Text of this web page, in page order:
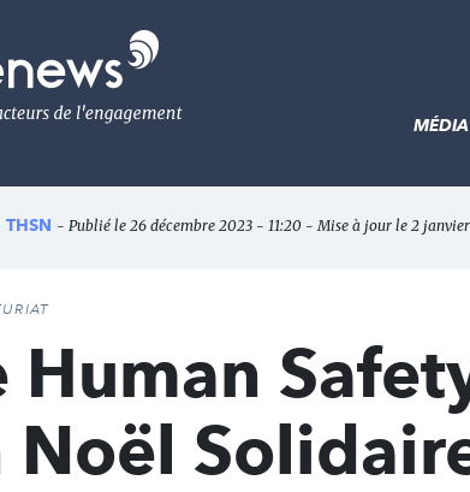
MÉDIA
- Publié le 26 décembre 2023 - 11:20 - Mise à jour le 2
Human
Noël